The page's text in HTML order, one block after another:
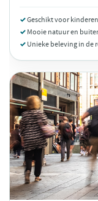
Geschikt voor kinderen
Mooie natuur en
Unieke beleving in de